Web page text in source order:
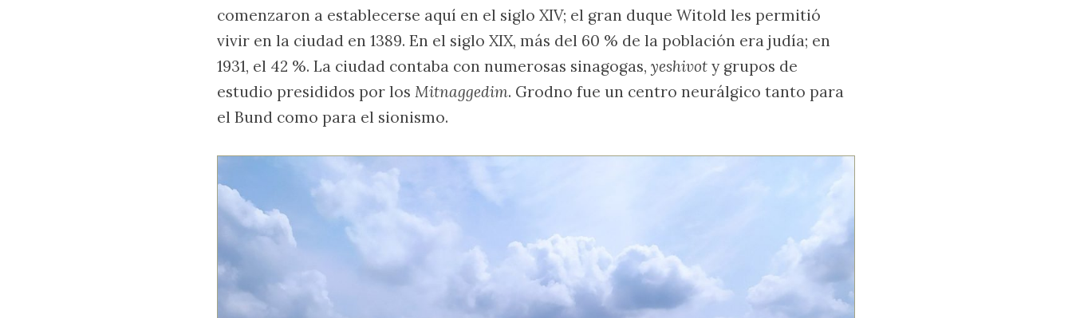
comenzaron a establecerse aquí en el siglo XIV; el gran duque Witold les permitió
vivir en la ciudad en 1389. En el siglo XIX, más del 60 % de la población era judía; en
1931, el 42 %. La ciudad contaba con numerosas sinagogas, yeshivot y grupos de
estudio presididos por los Mitnaggedim. Grodno fue un centro neurálgico tanto para
el Bund como para el sionismo.